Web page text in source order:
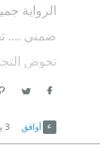
الرواية
ضمني ....
تخوض
أوافق 3